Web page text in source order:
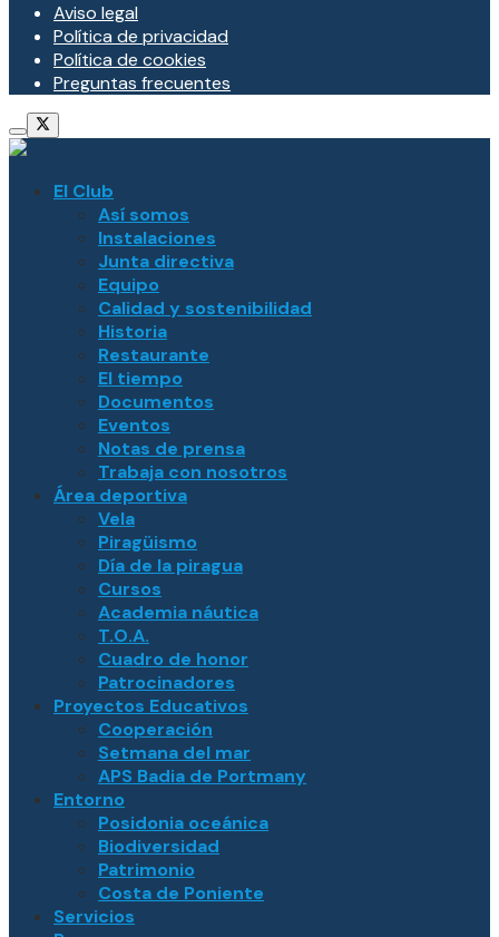
Aviso legal
Política de privacidad
Política de cookies
Preguntas frecuentes
El Club
Así somos
Instalaciones
Junta directiva
Equipo
Calidad y sostenibilidad
Historia
Restaurante
El tiempo
Documentos
Eventos
Notas de prensa
Trabaja con nosotros
Área deportiva
Vela
Piragüismo
Día de la piragua
Cursos
Academia náutica
T.O.A.
Cuadro de honor
Patrocinadores
Proyectos Educativos
Cooperación
Setmana del mar
APS Badia de Portmany
Entorno
Posidonia oceánica
Biodiversidad
Patrimonio
Costa de Poniente
Servicios